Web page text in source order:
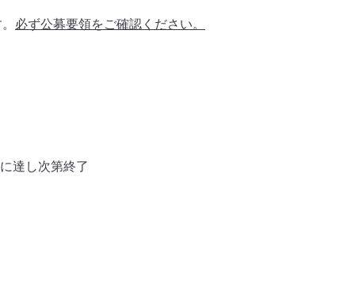
必ず公募要領をご確認ください。
達し次第終了